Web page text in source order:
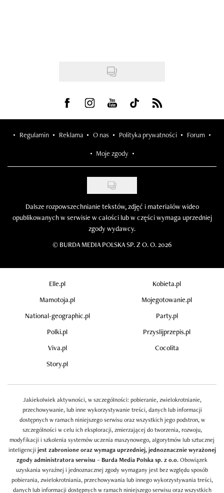
Visit us on Facebook
Visit us on Instagram
Visit us on Youtube
Visit us on Tiktok
Visit us on Rss
Regulamin Reklama O nas Polityka prywatności Forum
Moje zgody
Dalsze rozpowszechnianie tekstów, zdjęć i materiałów wideo
opublikowanych w serwisie w całości lub w części wymaga uprzedniej
zgody wydawcy.
© BURDA MEDIA POLSKA SP. Z O. O. 2026
Elle.pl
Kobieta.pl
Mamotoja.pl
Mojegotowanie.pl
National-geographic.pl
Party.pl
Polki.pl
Przyslijprzepis.pl
Viva.pl
Cocolita
Story.pl
Jakiekolwiek aktywności, w szczególności: pobieranie, zwielokrotnianie,
przechowywanie, lub inne wykorzystywanie treści, danych lub informacji
dostępnych w ramach niniejszego serwisu oraz wszystkich jego podstron, w
szczególności w celu ich eksploracji, zmierzającej do tworzenia, rozwoju,
modyfikacji i szkolenia systemów uczenia maszynowego, algorytmów lub sztucznej
inteligencji jest zabronione oraz wymaga uprzedniej, jednoznacznie wyrażonej
zgody administratora serwisu – Burda Media Polska sp. z o.o.Obowiązek
uzyskania wyraźnej i jednoznacznej zgody wymagany jest bez względu sposób
pobierania, zwielokrotniania, przechowywania lub innego wykorzystywania treści,
danych lub informacji dostępnych w ramach niniejszego serwisu oraz wszystkich